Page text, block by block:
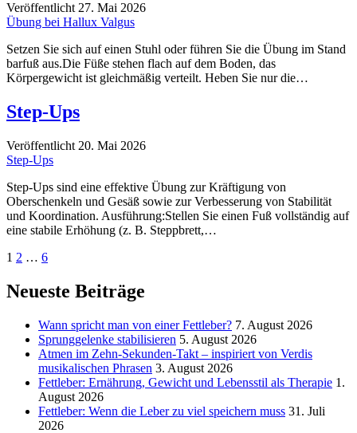
Veröffentlicht 27. Mai 2026
Übung bei Hallux Valgus
Setzen Sie sich auf einen Stuhl oder führen Sie die Übung im Stand
barfuß aus.Die Füße stehen flach auf dem Boden, das
Körpergewicht ist gleichmäßig verteilt. Heben Sie nur die…
Step-Ups
Veröffentlicht 20. Mai 2026
Step-Ups
Step-Ups sind eine effektive Übung zur Kräftigung von
Oberschenkeln und Gesäß sowie zur Verbesserung von Stabilität
und Koordination. Ausführung:Stellen Sie einen Fuß vollständig auf
eine stabile Erhöhung (z. B. Steppbrett,…
Seitennummerierung
der
Beiträge
1 2 … 6
Neueste Beiträge
Wann spricht man von einer Fettleber? 7. August 2026
Sprunggelenke stabilisieren 5. August 2026
Atmen im Zehn-Sekunden-Takt – inspiriert von Verdis
musikalischen Phrasen 3. August 2026
Fettleber: Ernährung, Gewicht und Lebensstil als Therapie 1.
August 2026
Fettleber: Wenn die Leber zu viel speichern muss 31. Juli
2026